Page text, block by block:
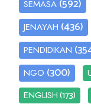
SEMASA (592)
JENAYAH (436)
PENDIDIKAN
NGO (300)
ENGLISH(173)